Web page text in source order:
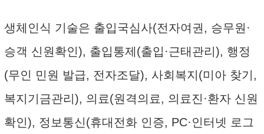
생체인식 기술은 출입국심사(전자여권, 승무원·
승객 신원확인), 출입통제(출입·근태관리), 행정
(무인 민원 발급, 전자조달), 사회복지(미아 찾기,
복지기금관리), 의료(원격의료, 의료진·환자 신원
확인), 정보통신(휴대전화 인증, PC·인터넷 로그